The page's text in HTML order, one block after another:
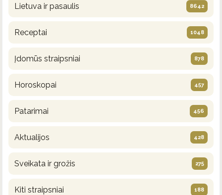
Lietuva ir pasaulis 8642
Receptai 1048
Įdomūs straipsniai 878
Horoskopai 457
Patarimai 456
Aktualijos 428
Sveikata ir grožis 275
Kiti straipsniai 188